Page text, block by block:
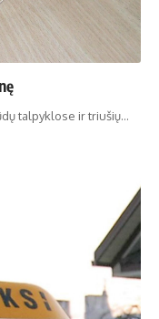
talpyklose ir triušių…